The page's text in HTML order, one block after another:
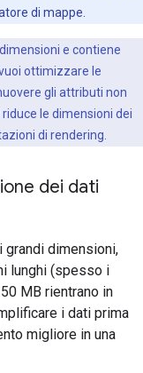
di mappe.
e contiene
ottimizzare le
gli attributi non
le dimensioni dei
di rendering.
dei dati
dimensioni,
lunghi (spesso i
MB rientrano in
i dati prima
migliore in una